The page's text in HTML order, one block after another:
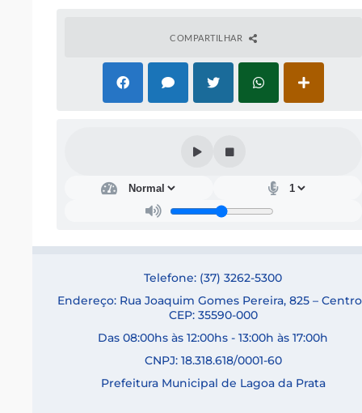
COMPARTILHAR
Telefone: (37) 3262-5300
Endereço: Rua Joaquim Gomes Pereira, 825 –
CEP: 35590-000
Das 08:00hs às 12:00hs - 13:00h às 17:00h
CNPJ: 18.318.618/0001-60
Prefeitura Municipal de Lagoa da Prata